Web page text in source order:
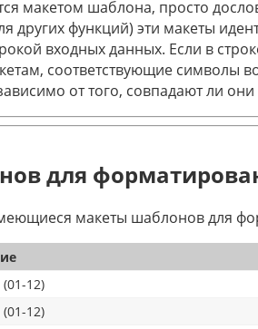
макетом шаблона, просто
других функций) эти макеты
входных данных. Если в
соответствующие символы
от того, совпадают ли
для
макеты шаблонов для
12)
12)